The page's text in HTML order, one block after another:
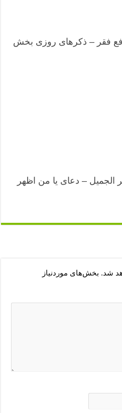
فقر – ذکرهای روزی‌ بخش
– دعای یا من اظهر
شد. بخش‌های موردنیاز